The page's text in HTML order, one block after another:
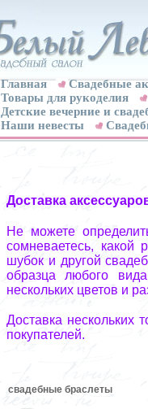
Главная
Свадебные
Товары для рукоделия
Детские вечерние и
Наши невесты
Доставка
Не можете
сомневаетесь, какой
шубок и другой
образца любого
нескольких цветов и
Доставка нескольких
покупателей.
свадебные браслеты